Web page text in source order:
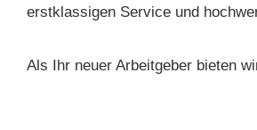
erstklassigen Service und
Als Ihr neuer Arbeitgeber bieten